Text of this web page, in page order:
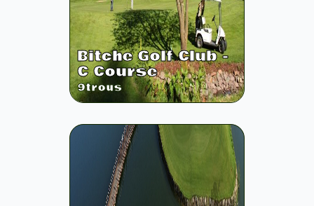
Bitche Golf Club -
C Course
9trous